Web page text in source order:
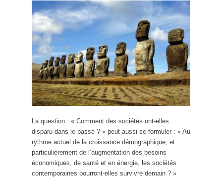
La question : « Comment des sociétés ont-elles
disparu dans le passé ? » peut aussi se formuler : « Au
rythme actuel de la croissance démographique, et
particulièrement de l’augmentation des besoins
économiques, de santé et en énergie, les sociétés
contemporaines pourront-elles survivre demain ? »